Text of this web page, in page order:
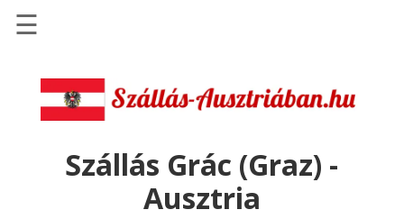
Szállások
Szállásinfo.eu
Repülőjegy
pénzvisszatérítéssel
☰
Szállás Grác (Graz) -
Ausztria